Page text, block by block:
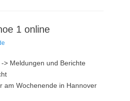
1 online
> Meldungen und Berichte
am Wochenende in Hannover